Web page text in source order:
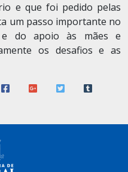
e que foi pedido pelas
um passo importante no
e do apoio às mães e
os desafios e as